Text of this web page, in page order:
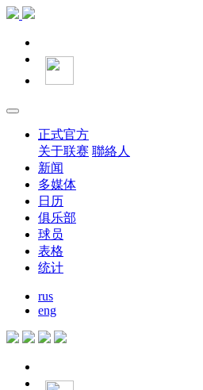
正式官方
关于联赛 聯絡人
新闻
多媒体
日历
俱乐部
球员
表格
统计
rus
eng